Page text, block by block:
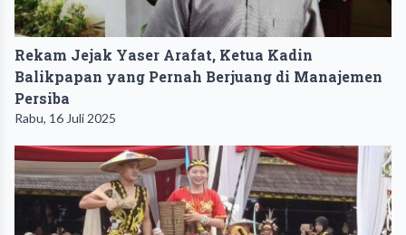
Rekam Jejak Yaser Arafat, Ketua Kadin
Balikpapan yang Pernah Berjuang di Manajemen
Persiba
Rabu, 16 Juli 2025